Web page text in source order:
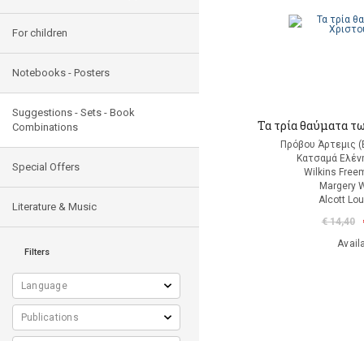
For children
Notebooks - Posters
Suggestions - Sets - Book
Combinations
Special Offers
Literature & Music
Filters
Τα τρία θαύματα
Πρόβου Άρτεμις
Κατσαμά
Wilkins
Margery
Alcott
€ 14,40